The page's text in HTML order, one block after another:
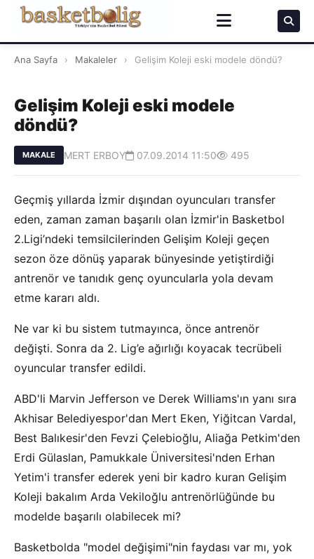
Ana Sayfa › Makaleler › Gelişim Koleji eski modele döndü?
Gelişim Koleji eski modele
döndü?
MAKALE MERT ERBOY 07.09.2014 11:50 495
Geçmiş yıllarda İzmir dışından oyuncuları transfer
eden, zaman zaman başarılı olan İzmir'in Basketbol
2.Ligi’ndeki temsilcilerinden Gelişim Koleji geçen
sezon öze dönüş yaparak bünyesinde yetiştirdiği
antrenör ve tanıdık genç oyuncularla yola devam
etme kararı aldı.
Ne var ki bu sistem tutmayınca, önce antrenör
değişti. Sonra da 2. Lig’e ağırlığı koyacak tecrübeli
oyuncular transfer edildi.
ABD'li Marvin Jefferson ve Derek Williams'ın yanı sıra
Akhisar Belediyespor'dan Mert Eken, Yiğitcan Vardal,
Best Balıkesir'den Fevzi Çelebioğlu, Aliağa Petkim'den
Erdi Gülaslan, Pamukkale Üniversitesi'nden Erhan
Yetim'i transfer ederek yeni bir kadro kuran Gelişim
Koleji bakalım Arda Vekiloğlu antrenörlüğünde bu
modelde başarılı olabilecek mi?
Basketbolda "model değişimi"nin faydası var mı, yok